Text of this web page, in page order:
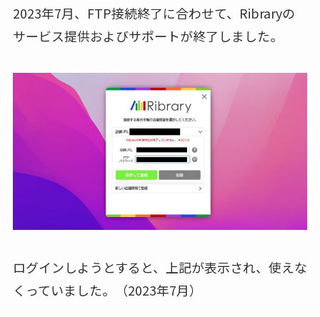
2023年7月、FTP接続終了に合わせて、Ribraryの
サービス提供およびサポートが終了しました。
ログインしようとすると、上記が表示され、使えな
くっていました。（2023年7月）